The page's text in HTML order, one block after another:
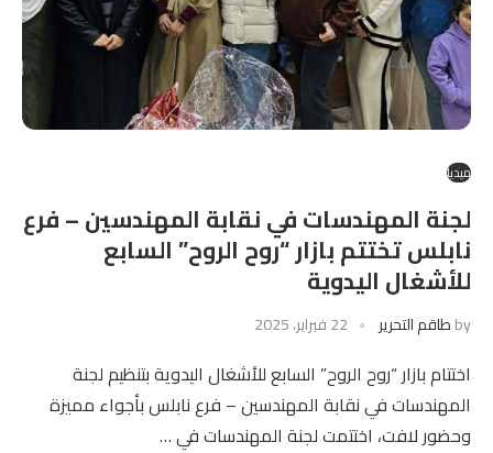
ميديا
لجنة المهندسات في نقابة المهندسين – فرع
نابلس تختتم بازار “روح الروح” السابع
للأشغال اليدوية
byطاقم التحرير 22 فبراير، 2025
اختتام بازار “روح الروح” السابع للأشغال اليدوية بتنظيم لجنة
المهندسات في نقابة المهندسين – فرع نابلس بأجواء مميزة
وحضور لافت، اختتمت لجنة المهندسات في …